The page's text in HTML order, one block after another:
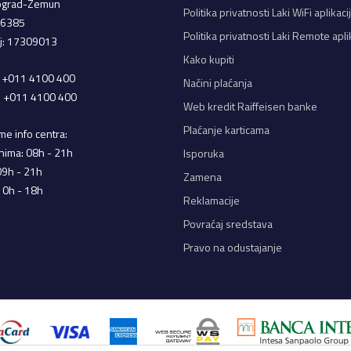
Zemun
17309013
+011 4100 400
+011 4100 400
info centra:
08h - 21h
- 21h
- 18h
Politika privatnosti Laki WiFi
Politika privatnosti Laki Remote
Kako kupiti
Načini plaćanja
Web kredit Raiffeisen banke
Plaćanje karticama
Isporuka
Zamena
Reklamacije
Povraćaj sredstava
Pravo na odustajanje